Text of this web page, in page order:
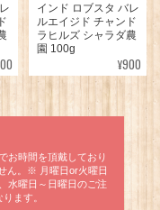
インド ロブスタ バレ
ルエイジド チャンド
ラヒルズ シャラダ農
園 100g
¥900
お時間を頂戴しており
ん。※ 月曜日or火曜日
水曜日～日曜日のご注
ます。